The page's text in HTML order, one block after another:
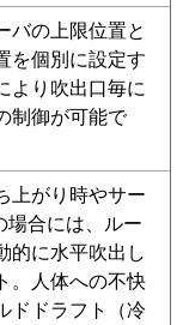
P80U7SGNCX
PLZ-
PLZ-
バの上限位置と
を個別に設定す
より吹出口毎に
制御が可能で
上がり時やサー
場合には、ルー
的に水平吹出し
。人体への不快
ドドラフト（冷